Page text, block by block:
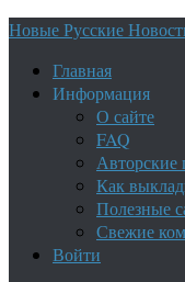
Новые Русские
Главная
Информация
О сайте
FAQ
Авторские
Как
Полезные
Свежие
Войти